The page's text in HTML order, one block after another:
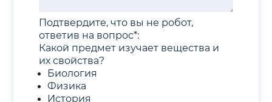
Подтвердите, что вы не робот,
ответив на вопрос*:
Какой предмет изучает вещества и
их свойства?
Биология
Физика
История